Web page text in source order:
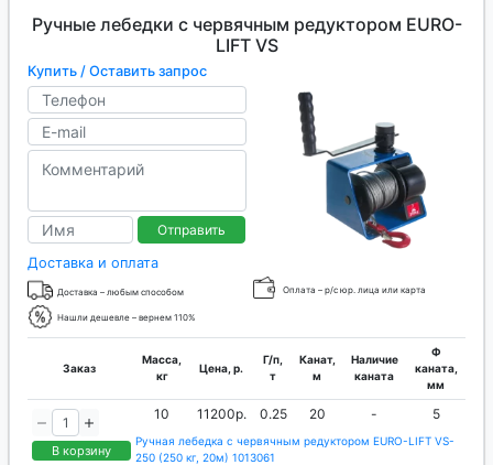
Ручные лебедки с червячным редуктором EURO-
LIFT VS
Купить / Оставить запрос
Отправить
Доставка и оплата
Доставка – любым способом Оплата – р/с юр. лица или карта
Нашли дешевле – вернем 110%
Заказ
Масса,
кг
Цена, р.
Г/п,
т
Канат,
м
Наличие
каната
Ф
каната,
мм
В корзину
10 11200р. 0.25 20 - 5
Ручная лебедка с червячным редуктором EURO-LIFT VS-
250 (250 кг, 20м) 1013061